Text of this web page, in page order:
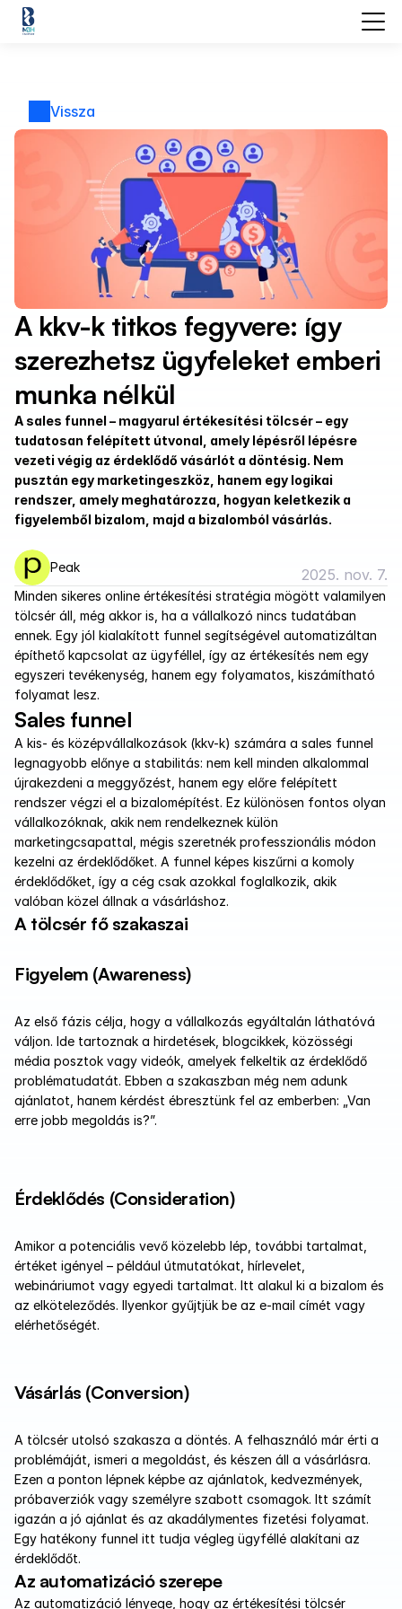
Vissza
A kkv-k titkos fegyvere: így
szerezhetsz ügyfeleket emberi
munka nélkül
A sales funnel – magyarul értékesítési tölcsér – egy
tudatosan felépített útvonal, amely lépésről lépésre
vezeti végig az érdeklődő vásárlót a döntésig. Nem
pusztán egy marketingeszköz, hanem egy logikai
rendszer, amely meghatározza, hogyan keletkezik a
figyelemből bizalom, majd a bizalomból vásárlás.
Peak 2025. nov. 7.
Minden sikeres online értékesítési stratégia mögött valamilyen
tölcsér áll, még akkor is, ha a vállalkozó nincs tudatában
ennek. Egy jól kialakított funnel segítségével automatizáltan
építhető kapcsolat az ügyféllel, így az értékesítés nem egy
egyszeri tevékenység, hanem egy folyamatos, kiszámítható
folyamat lesz.
Sales funnel
A kis- és középvállalkozások (kkv-k) számára a sales funnel
legnagyobb előnye a stabilitás: nem kell minden alkalommal
újrakezdeni a meggyőzést, hanem egy előre felépített
rendszer végzi el a bizalomépítést. Ez különösen fontos olyan
vállalkozóknak, akik nem rendelkeznek külön
marketingcsapattal, mégis szeretnék professzionális módon
kezelni az érdeklődőket. A funnel képes kiszűrni a komoly
érdeklődőket, így a cég csak azokkal foglalkozik, akik
valóban közel állnak a vásárláshoz.
A tölcsér fő szakaszai
Figyelem (Awareness)
Az első fázis célja, hogy a vállalkozás egyáltalán láthatóvá
váljon. Ide tartoznak a hirdetések, blogcikkek, közösségi
média posztok vagy videók, amelyek felkeltik az érdeklődő
problématudatát. Ebben a szakaszban még nem adunk
ajánlatot, hanem kérdést ébresztünk fel az emberben: „Van
erre jobb megoldás is?”.
Érdeklődés (Consideration)
Amikor a potenciális vevő közelebb lép, további tartalmat,
értéket igényel – például útmutatókat, hírlevelet,
webináriumot vagy egyedi tartalmat. Itt alakul ki a bizalom és
az elköteleződés. Ilyenkor gyűjtjük be az e-mail címét vagy
elérhetőségét.
Vásárlás (Conversion)
A tölcsér utolsó szakasza a döntés. A felhasználó már érti a
problémáját, ismeri a megoldást, és készen áll a vásárlásra.
Ezen a ponton lépnek képbe az ajánlatok, kedvezmények,
próbaverziók vagy személyre szabott csomagok. Itt számít
igazán a jó ajánlat és az akadálymentes fizetési folyamat.
Egy hatékony funnel itt tudja végleg ügyféllé alakítani az
érdeklődőt.
Az automatizáció szerepe
Az automatizáció lényege, hogy az értékesítési tölcsér